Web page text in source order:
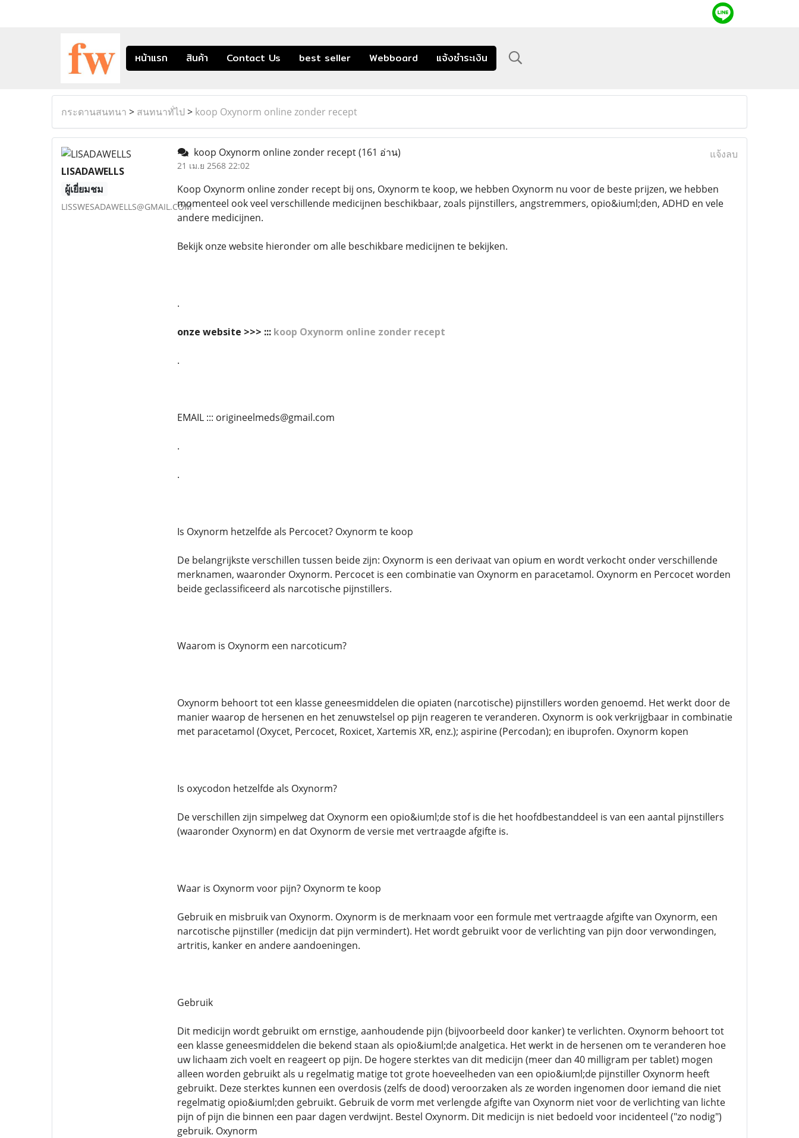
หน้าแรก สินค้า Contact Us best seller Webboard แจ้งชำระเงิน
กระดานสนทนา > สนทนาทั่ไป > koop Oxynorm online zonder recept
LISADAWELLS
ผู้เยี่ยมชม
LISSWESADAWELLS@GMAIL.COM
koop Oxynorm online zonder recept(161 อ่าน)
21 เม.ย 2568 22:02
แจ้งลบ
Koop Oxynorm online zonder recept bij ons, Oxynorm te koop, we hebben Oxynorm nu voor de beste prijzen, we hebben
momenteel ook veel verschillende medicijnen beschikbaar, zoals pijnstillers, angstremmers, opio&iuml;den, ADHD en vele
andere medicijnen.
Bekijk onze website hieronder om alle beschikbare medicijnen te bekijken.
.
onze website >>> ::: koop Oxynorm online zonder recept
.
EMAIL ::: origineelmeds@gmail.com
.
.
Is Oxynorm hetzelfde als Percocet? Oxynorm te koop
De belangrijkste verschillen tussen beide zijn: Oxynorm is een derivaat van opium en wordt verkocht onder verschillende
merknamen, waaronder Oxynorm. Percocet is een combinatie van Oxynorm en paracetamol. Oxynorm en Percocet worden
beide geclassificeerd als narcotische pijnstillers.
Waarom is Oxynorm een ​​narcoticum?
Oxynorm behoort tot een klasse geneesmiddelen die opiaten (narcotische) pijnstillers worden genoemd. Het werkt door de
manier waarop de hersenen en het zenuwstelsel op pijn reageren te veranderen. Oxynorm is ook verkrijgbaar in combinatie
met paracetamol (Oxycet, Percocet, Roxicet, Xartemis XR, enz.); aspirine (Percodan); en ibuprofen. Oxynorm kopen
Is oxycodon hetzelfde als Oxynorm?
De verschillen zijn simpelweg dat Oxynorm een ​​opio&iuml;de stof is die het hoofdbestanddeel is van een aantal pijnstillers
(waaronder Oxynorm) en dat Oxynorm de versie met vertraagde afgifte is.
Waar is Oxynorm voor pijn? Oxynorm te koop
Gebruik en misbruik van Oxynorm. Oxynorm is de merknaam voor een formule met vertraagde afgifte van Oxynorm, een
narcotische pijnstiller (medicijn dat pijn vermindert). Het wordt gebruikt voor de verlichting van pijn door verwondingen,
artritis, kanker en andere aandoeningen.
Gebruik
Dit medicijn wordt gebruikt om ernstige, aanhoudende pijn (bijvoorbeeld door kanker) te verlichten. Oxynorm behoort tot
een klasse geneesmiddelen die bekend staan ​​als opio&iuml;de analgetica. Het werkt in de hersenen om te veranderen hoe
uw lichaam zich voelt en reageert op pijn. De hogere sterktes van dit medicijn (meer dan 40 milligram per tablet) mogen
alleen worden gebruikt als u regelmatig matige tot grote hoeveelheden van een opio&iuml;de pijnstiller Oxynorm heeft
gebruikt. Deze sterktes kunnen een overdosis (zelfs de dood) veroorzaken als ze worden ingenomen door iemand die niet
regelmatig opio&iuml;den gebruikt. Gebruik de vorm met verlengde afgifte van Oxynorm niet voor de verlichting van lichte
pijn of pijn die binnen een paar dagen verdwijnt. Bestel Oxynorm. Dit medicijn is niet bedoeld voor incidenteel ("zo nodig")
gebruik. Oxynorm